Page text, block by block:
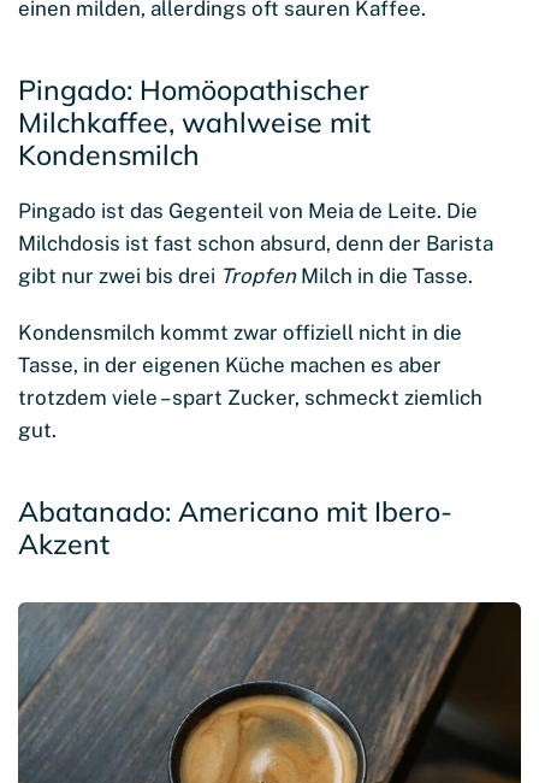
einen milden, allerdings oft sauren Kaffee.
Pingado: Homöopathischer
Milchkaffee, wahlweise mit
Kondensmilch
Pingado ist das Gegenteil von Meia de Leite. Die
Milchdosis ist fast schon absurd, denn der Barista
gibt nur zwei bis drei Tropfen Milch in die Tasse.
Kondensmilch kommt zwar offiziell nicht in die
Tasse, in der eigenen Küche machen es aber
trotzdem viele – spart Zucker, schmeckt ziemlich
gut.
Abatanado: Americano mit Ibero-
Akzent